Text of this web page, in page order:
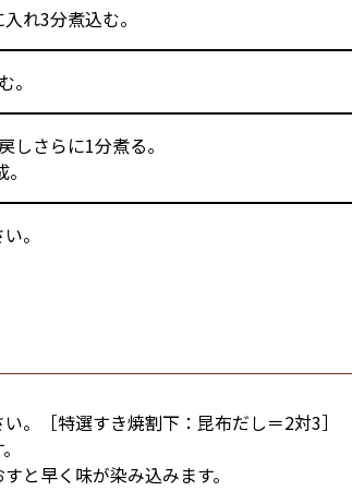
れ3分煮込む。
。
さらに1分煮る。
。
。［特選すき焼割下：昆布だし＝2対3］
と早く味が染み込みます。